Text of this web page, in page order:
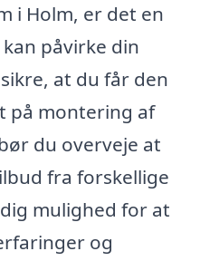
i Holm, er det en
påvirke din
at du får den
på montering af
du overveje at
fra forskellige
mulighed for at
og